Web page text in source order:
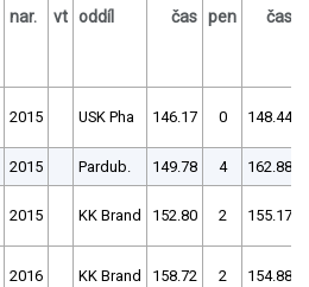
nar. vt oddíl čas pen čas
2015 USK Pha 146.17 0 148.44
2015 Pardub. 149.78 4 162.88
2015 KK Brand 152.80 2 155.17
2016 KK Brand 158.72 2 154.88